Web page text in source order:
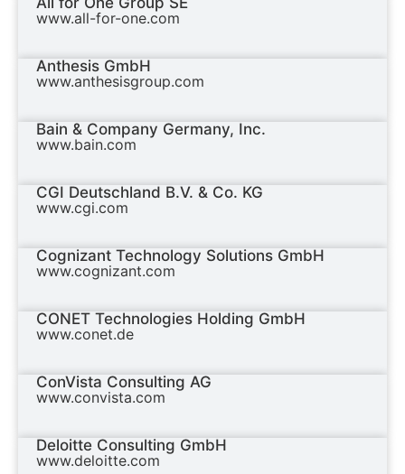
www.all-for-one.com
Anthesis GmbH
www.anthesisgroup.com
Bain & Company Germany, Inc.
www.bain.com
CGI Deutschland B.V. & Co. KG
www.cgi.com
Cognizant Technology Solutions GmbH
www.cognizant.com
CONET Technologies Holding GmbH
www.conet.de
ConVista Consulting AG
www.convista.com
Deloitte Consulting GmbH
www.deloitte.com